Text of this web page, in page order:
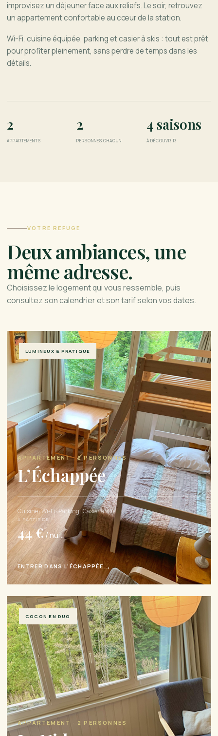
improvisez un déjeuner face aux reliefs. Le soir, retrouvez
un appartement confortable au cœur de la station.
Wi-Fi, cuisine équipée, parking et casier à skis : tout est prêt
pour profiter pleinement, sans perdre de temps dans les
détails.
2
APPARTEMENTS
2
PERSONNES CHACUN
4 saisons
À DÉCOUVRIR
VOTRE REFUGE
Deux ambiances, une
même adresse.
Choisissez le logement qui vous ressemble, puis
consultez son calendrier et son tarif selon vos dates.
LUMINEUX & PRATIQUE
APPARTEMENT · 2 PERSONNES
L’Échappée
Cuisine · Wi-Fi · Parking · Casier à skis
À PARTIR DE
44 €/ nuit
ENTRER DANS L’ÉCHAPPÉE→
COCON EN DUO
APPARTEMENT · 2 PERSONNES